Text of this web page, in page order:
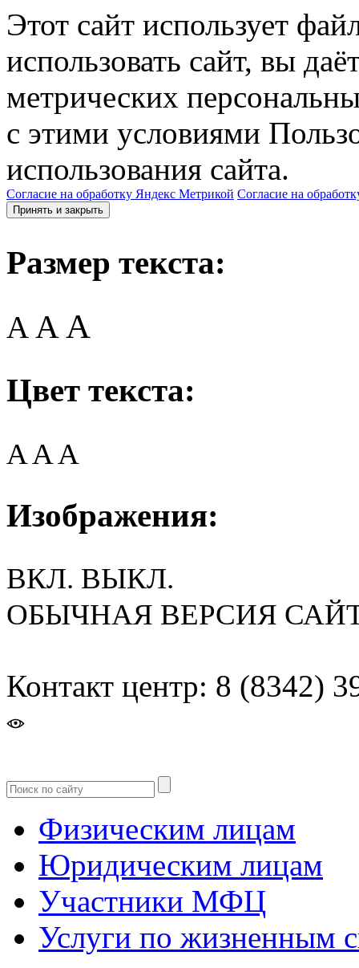
Этот сайт использует
использовать сайт, вы
метрических
с этими условиями
использования сайта.
Согласие на обработку Яндекс Метрикой Согласие на
Принять и закрыть
Размер текста:
A AA
Цвет текста:
AAA
Изображения:
ВКЛ. ВЫКЛ.
ОБЫЧНАЯ ВЕРСИЯ
Контакт центр: 8 (8342)
Физическим лицам
Юридическим лицам
Участники МФЦ
Услуги по жизненным